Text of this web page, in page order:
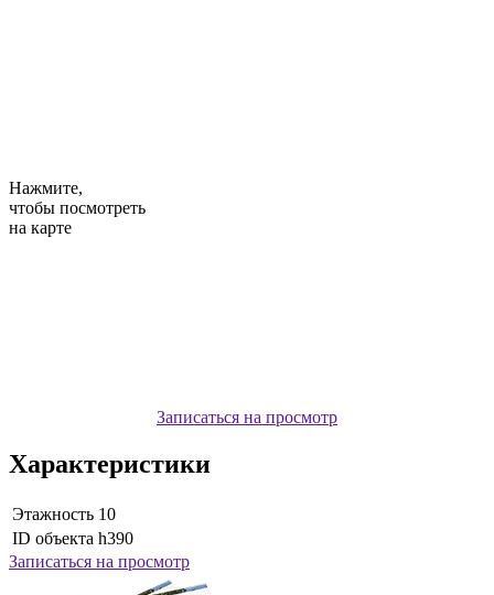
Нажмите,
чтобы посмотреть
на карте
Записаться на просмотр
Характеристики
Этажность 10
ID объекта h390
Записаться на просмотр